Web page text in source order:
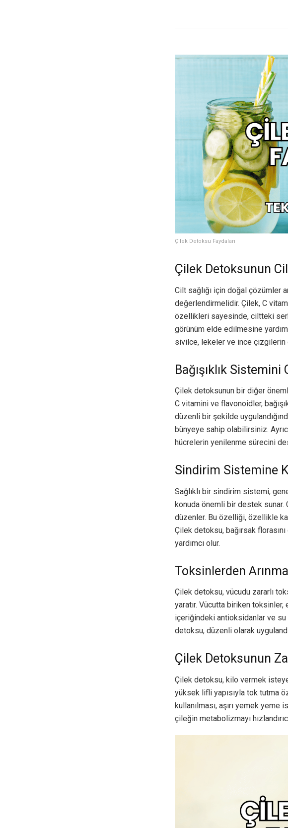
Çilek Detoksu Faydaları
Çilek Detoksunun
Cilt sağlığı için doğal çözümler
değerlendirmelidir. Çilek, C
özellikleri sayesinde, ciltteki
görünüm elde edilmesine
sivilce, lekeler ve ince çizgilerin
Bağışıklık
Çilek detoksunun bir diğer
C vitamini ve flavonoidler,
düzenli bir şekilde
bünyeye sahip olabilirsiniz.
hücrelerin yenilenme sürecini
Sindirim Sistemine
Sağlıklı bir sindirim sistemi,
konuda önemli bir destek
düzenler. Bu özelliği, özellikle
Çilek detoksu, bağırsak
yardımcı olur.
Toksinlerden
Çilek detoksu, vücudu zararlı
yaratır. Vücutta biriken
içeriğindeki antioksidanlar ve su
detoksu, düzenli olarak
Çilek Detoksunun
Çilek detoksu, kilo vermek
yüksek lifli yapısıyla tok tutma
kullanılması, aşırı yemek
çileğin metabolizmayı